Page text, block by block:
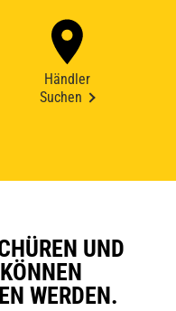
Händler
Suchen
UND
WERDEN.